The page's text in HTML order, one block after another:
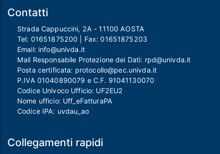
Contatti
Strada Cappuccini, 2A - 11100 AOSTA
Tel: 01651875200 | Fax:01651875203
Email: info@univda.it
Mail Responsabile Protezione dei Dati: rpd@univda.it
Posta certificata: protocollo@pec.univda.it
P.IVA 01040890079 e C.F. 91041130070
Codice Univoco Ufficio: UF2EU2
Nome ufficio: Uff_eFatturaPA
Codice IPA: uvdau_ao
Collegamenti rapidi